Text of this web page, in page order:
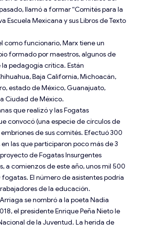
llamó a formar “Comités para la
Escuela Mexicana y sus Libros de Texto
como funcionario, Marx tiene un
formado por maestros, algunos de
pedagogía crítica. Están
Baja California, Michoacán,
estado de México, Guanajuato,
Ciudad de México.
que realizó y las Fogatas
convocó (una especie de círculos de
de sus comités. Efectuó 300
las que participaron poco más de 3
de Fogatas Insurgentes
a comienzos de este año, unos mil 500
El número de asistentes podría
de la educación.
se nombró a la poeta Nadia
el presidente Enrique Peña Nieto le
de la Juventud. La herida de